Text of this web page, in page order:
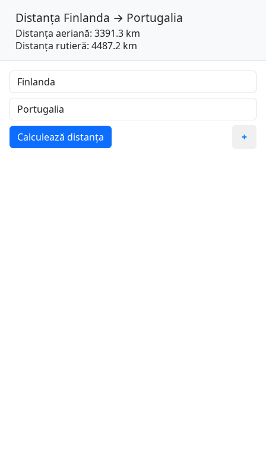
Distanța Finlanda → Portugalia
Distanța aeriană: 3391.3 km
Distanța rutieră: 4487.2 km
Calculează distanța +